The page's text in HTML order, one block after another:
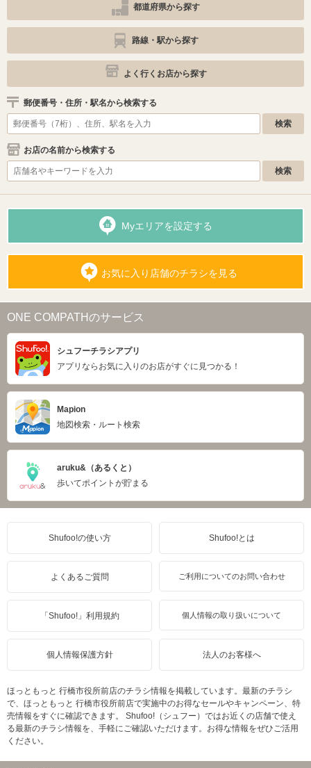
都道府県から探す
路線・駅から探す
よく行くお店から探す
郵便番号・住所・駅名から検索する
お店の名前から検索する
Myエリアを設定する
お気に入り店舗のチラシを見る
ONE COMPATHのサービス
シュフーチラシアプリ
アプリならお気に入りのお店がすぐに見つかる！
Mapion
地図検索・ルート検索
aruku&（あるくと）
歩いてポイントが貯まる
Shufoo!の使い方 Shufoo!とは
よくあるご質問 ご利用についてのお問い合わせ
「Shufoo!」利用規約 個人情報の取り扱いについて
個人情報保護方針 法人のお客様へ
ほっともっと 行橋市役所前店のチラシ情報を掲載しています。最新のチラシ
で、ほっともっと 行橋市役所前店で実施中のお得なセールやキャンペーン、特
売情報をすぐに確認できます。 Shufoo!（シュフー）ではお近くの店舗で使え
る最新のチラシ情報を、手軽にご確認いただけます。お得な情報をぜひご活用
ください。